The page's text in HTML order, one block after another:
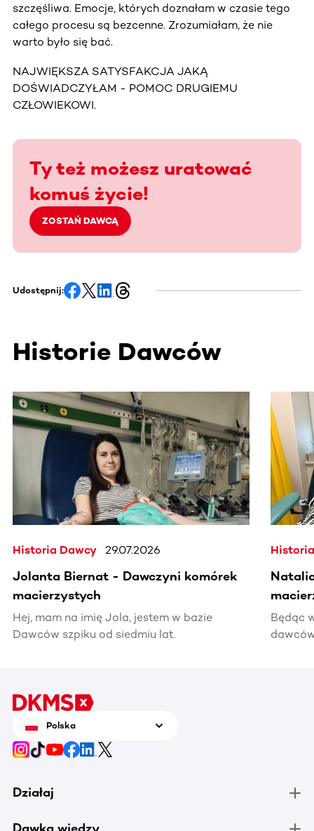
szczęśliwa. Emocje, których doznałam w czasie tego
całego procesu są bezcenne. Zrozumiałam, że nie
warto było się bać.
NAJWIĘKSZA SATYSFAKCJA JAKĄ
DOŚWIADCZYŁAM - POMOC DRUGIEMU
CZŁOWIEKOWI.
Ty też możesz uratować
komuś życie!
ZOSTAŃ DAWCĄ
Udostępnij:
Historie Dawców
Ta sekcja zawiera treści przewijane w poziomie. Użyj
Historia Dawcy 29.07.2026
Jolanta Biernat - Dawczyni komórek
macierzystych
Hej, mam na imię Jola, jestem w bazie
Dawców szpiku od siedmiu lat.
Będąc
Polska
Działaj